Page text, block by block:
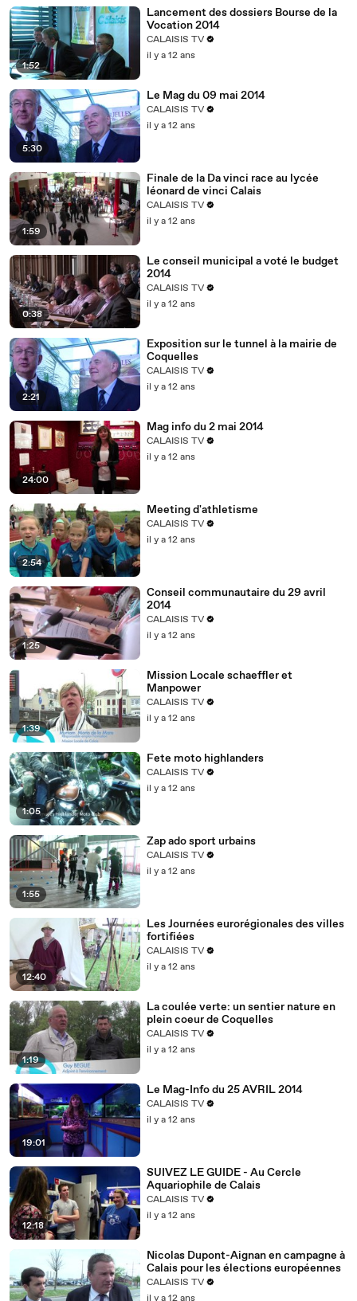
1:52
Lancement des dossiers Bourse de la
Vocation 2014
CALAISIS TV
il y a 12 ans
5:30
Le Mag du 09 mai 2014
CALAISIS TV
il y a 12 ans
1:59
Finale de la Da vinci race au lycée
léonard de vinci Calais
CALAISIS TV
il y a 12 ans
0:38
Le conseil municipal a voté le budget
2014
CALAISIS TV
il y a 12 ans
2:21
Exposition sur le tunnel à la mairie de
Coquelles
CALAISIS TV
il y a 12 ans
24:00
Mag info du 2 mai 2014
CALAISIS TV
il y a 12 ans
2:54
Meeting d'athletisme
CALAISIS TV
il y a 12 ans
1:25
Conseil communautaire du 29 avril
2014
CALAISIS TV
il y a 12 ans
1:39
Mission Locale schaeffler et
Manpower
CALAISIS TV
il y a 12 ans
1:05
Fete moto highlanders
CALAISIS TV
il y a 12 ans
1:55
Zap ado sport urbains
CALAISIS TV
il y a 12 ans
12:40
Les Journées eurorégionales des villes
fortifiées
CALAISIS TV
il y a 12 ans
1:19
La coulée verte: un sentier nature en
plein coeur de Coquelles
CALAISIS TV
il y a 12 ans
19:01
Le Mag-Info du 25 AVRIL 2014
CALAISIS TV
il y a 12 ans
12:18
SUIVEZ LE GUIDE - Au Cercle
Aquariophile de Calais
CALAISIS TV
il y a 12 ans
Nicolas Dupont-Aignan en campagne à
Calais pour les élections européennes
CALAISIS TV